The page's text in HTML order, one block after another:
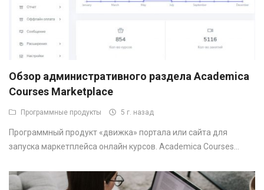
Обзор административного раздела Academica
Courses Marketplace
Программные продукты 5 г. назад
Программный продукт «движка» портала или сайта для
запуска маркетплейса онлайн курсов. Academica Courses...